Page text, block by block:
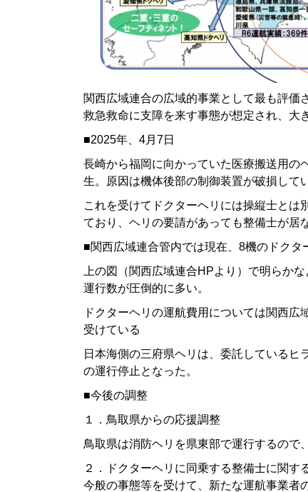
関西広域連合の広域的事業として最も評価
救急救命に支障を来す事態が想定され、大
■2025年、4月7日
長崎から福岡に向かっていた医療搬送用の
生。原因は機体後部の制御装置が破損して
これを受けてドクターヘリには操縦士と
ており、ヘリの要請があっても整備士が居
■関西広域連合管内では現在、8機のドクタ
上の図（関西広域連合HPより）で明らか
運行数が圧倒的に多い。
ドクターヘリの運航費用については関西
受けている
日本海側の三府県ヘリは、委託している
の運行停止となった。
■今後の調整
１．鳥取県からの応援調整
鳥取県は消防ヘリを県東部で運行するので
２．ドクターヘリに同乗する整備士に関す
今般の事態等を受けて、新たな運航事業者